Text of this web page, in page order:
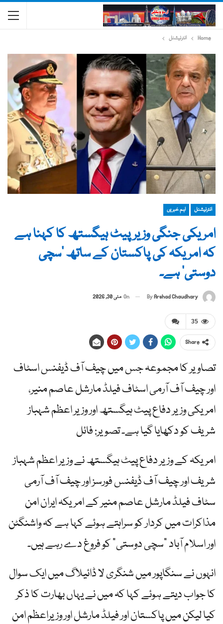
Home انٹرنیشنل
انٹرنیشنل اہم خبریں
امریکی جنگی وزیر پیٹ ہیگستھ کا کہنا ہے
کہ امریکہ کی پاکستان کے ساتھ ‘سچی
دوستی’ ہے۔
ByArshad Chaudhary
On مئی 30, 2026
35
Share
تصاویر کا مجموعہ جس میں چیف آف ڈیفنس اسٹاف
اور چیف آف آرمی اسٹاف فیلڈ مارشل عاصم منیر،
امریکی وزیر دفاع پیٹ ہیگستھ اور وزیر اعظم شہباز
شریف کو دکھایا گیا ہے۔ تصویر: فائل
امریکہ کے وزیر دفاع پیٹ ہیگستھ نے وزیر اعظم شہباز
شریف اور چیف آف ڈیفنس فورسز اور چیف آف آرمی
سٹاف فیلڈ مارشل عاصم منیر کے امریکہ ایران امن
مذاکرات میں کردار کو سراہتے ہوئے کہا ہے کہ واشنگٹن
اور اسلام آباد "سچی دوستی” کو فروغ دے رہے ہیں۔
انہوں نے سنگاپور میں شنگری لا ڈائیلاگ میں ایک سوال
کا جواب دیتے ہوئے کہا کہ میں نے یہاں بھارت کا ذکر
کیا لیکن میں پاکستان اور فیلڈ مارشل اور وزیراعظم امن